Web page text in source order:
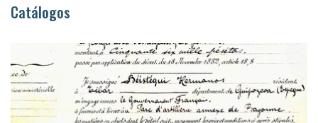
Catálogos